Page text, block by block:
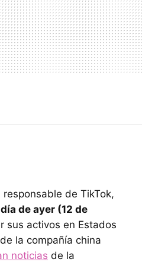
de TikTok,
de ayer (12 de
sus activos en Estados
la compañía china
noticias de la